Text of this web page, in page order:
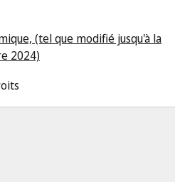
(tel que modifié jusqu'à la
2024)